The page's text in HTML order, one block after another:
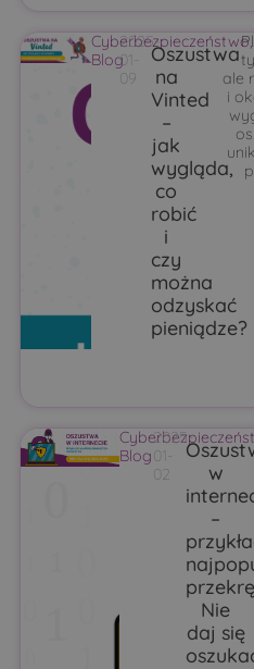
Cyberbezpieczeństwo,
Blog
2025-
01-
09
Oszustwa
na
Vinted
–
jak
wygląda,
co
robić
i
czy
można
odzyskać
pieniądze?
ale
i
Blog
2025-
01-
02
w
–
Nie
daj się